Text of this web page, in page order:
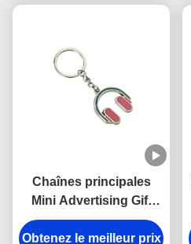
Chaînes principales
Mini Advertising Gift
Keyring d'écouteur
d'émail rose de fer
Obtenez le meilleur prix